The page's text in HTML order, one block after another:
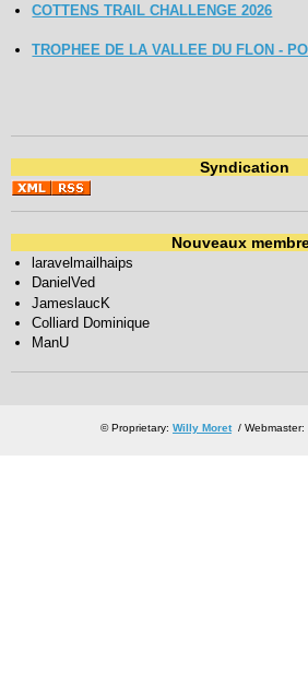
COTTENS TRAIL CHALLENGE 2026
TROPHEE DE LA VALLEE DU FLON -
Syndication
Nouveaux
laravelmailhaips
DanielVed
JameslaucK
Colliard Dominique
ManU
© Proprietary: Willy Moret/ Webmaster: